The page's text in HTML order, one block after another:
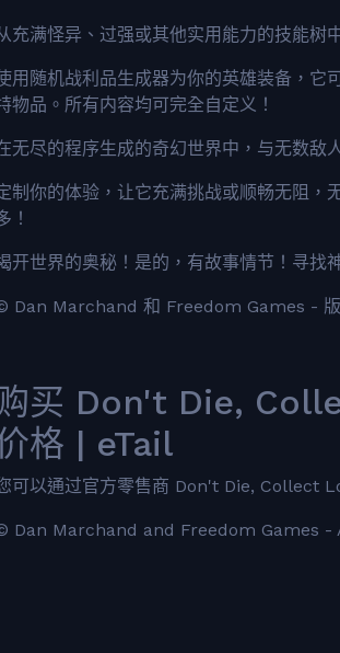
充满怪异、过强或其他实用能力的技能树
用随机战利品生成器为你的英雄装备，它
物品。所有内容均可完全自定义！
无尽的程序生成的奇幻世界中，与无数敌
制你的体验，让它充满挑战或顺畅无阻，
！
开世界的奥秘！是的，有故事情节！寻
Dan Marchand 和 Freedom Games -
买 Don't Die,
格 | eTail
可以通过官方零售商 Don't Die, Collect
Dan Marchand and Freedom Games -